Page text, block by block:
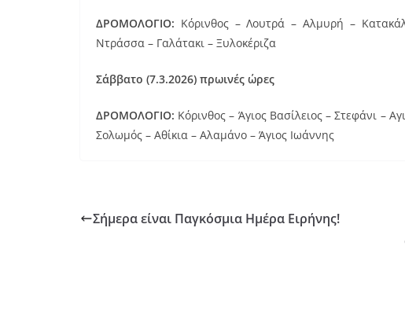
ΔΡΟΜΟΛΟΓΙΟ: Κόρινθος – Λουτρά – Αλμυρή –
Ντράσσα – Γαλάτακι – Ξυλοκέριζα
Σάββατο (7.3.2026) πρωινές ώρες
ΔΡΟΜΟΛΟΓΙΟ: Κόρινθος – Άγιος Βασίλειος – Στεφάνι –
Σολωμός – Αθίκια – Αλαμάνο – Άγιος Ιωάννης
Σήμερα είναι Παγκόσμια Ημέρα Ειρήνης!